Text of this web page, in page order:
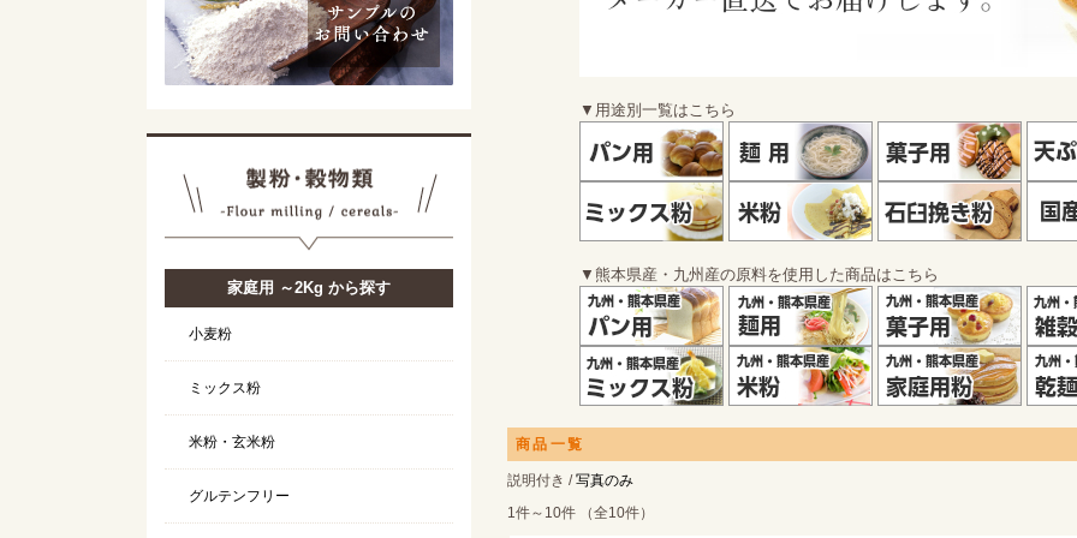
家庭用 ～2Kg から探す
小麦粉
ミックス粉
米粉・玄米粉
グルテンフリー
▼用途別一覧はこちら
▼熊本県産・九州産の原料を使用した商品はこちら
商品一覧
説明付き /写真のみ
1件～10件 （全10件）